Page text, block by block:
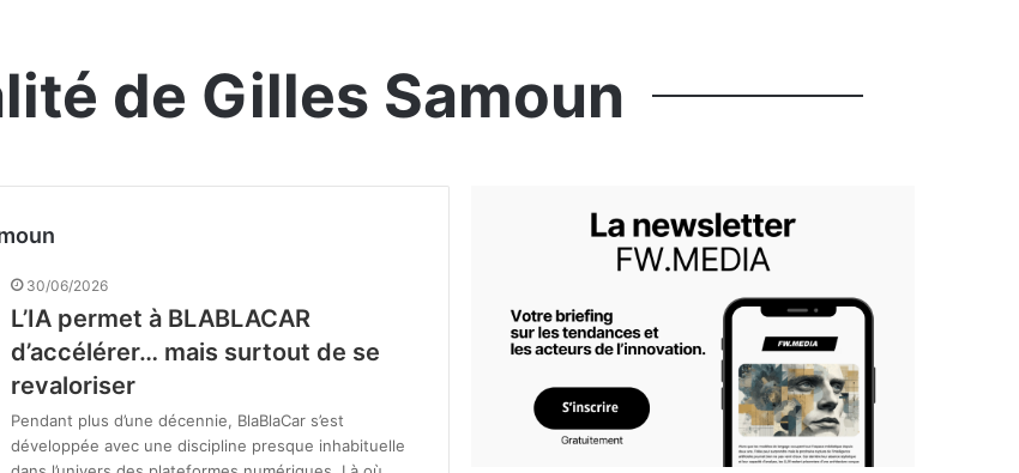
de Gilles Samoun
30/06/2026
L’IA permet à BLABLACAR
d’accélérer… mais surtout de se
revaloriser
Pendant plus d’une décennie, BlaBlaCar s’est
développée avec une discipline presque inhabituelle